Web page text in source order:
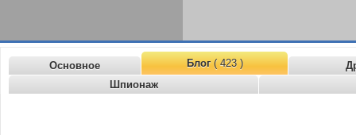
Основное Блог( 423 )
Шпионаж